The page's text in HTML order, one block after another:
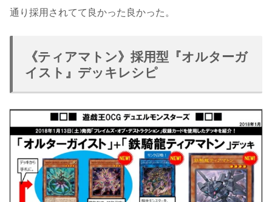
通り採用されてて良かった良かった。
《ティアマトン》採用型『オルターガ
イスト』デッキレシピ